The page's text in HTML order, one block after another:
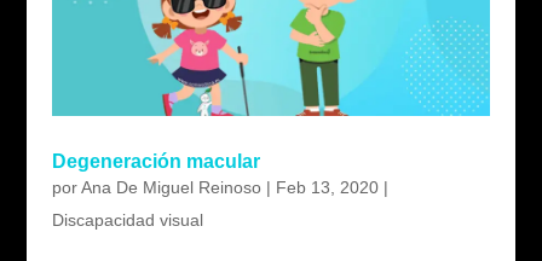
Degeneración macular
porAna De Miguel Reinoso| Feb 13, 2020|
Discapacidad visual